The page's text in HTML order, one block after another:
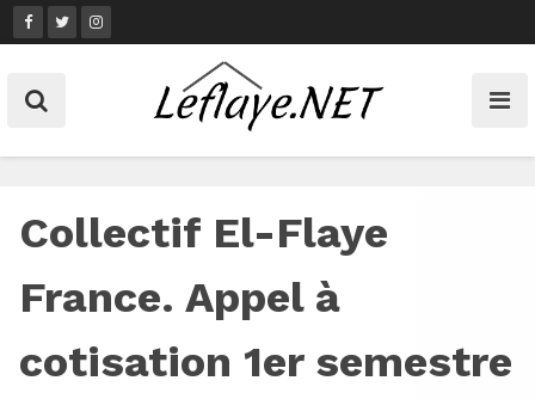
Skip
to
Collectif El-Flaye
France. Appel à
cotisation 1er semestre